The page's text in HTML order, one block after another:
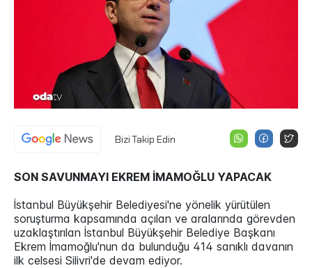
Bizi Takip Edin
SON SAVUNMAYI EKREM İMAMOĞLU YAPACAK
İstanbul Büyükşehir Belediyesi'ne yönelik yürütülen
soruşturma kapsamında açılan ve aralarında görevden
uzaklaştırılan İstanbul Büyükşehir Belediye Başkanı
Ekrem İmamoğlu'nun da bulunduğu 414 sanıklı davanın
ilk celsesi Silivri'de devam ediyor.